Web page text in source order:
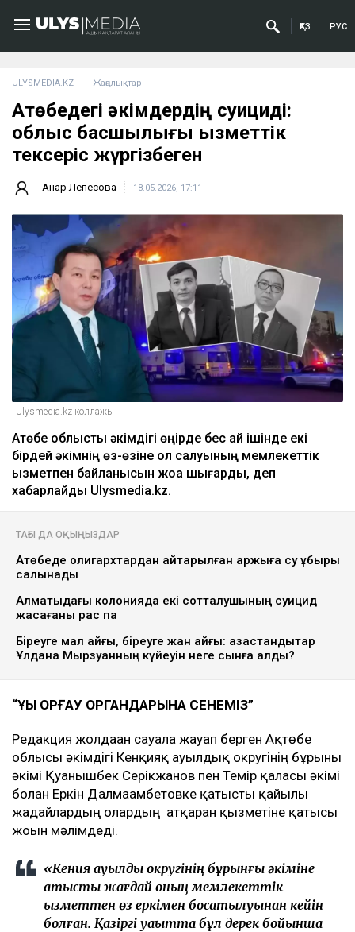
ҚАЗ РУС
ULYSMEDIA.KZ Жаңалықтар
Ақтөбедегі әкімдердің суициді:
облыс басшылығы қызметтік
тексеріс жүргізбеген
Анар Лепесова 18.05.2026, 17:11
Ulysmedia.kz коллажы
Ақтөбе облыстық әкімдігі өңірде бес ай ішінде екі
бірдей әкімнің өз-өзіне қол салуының мемлекеттік
қызметпен байланысын жоққа шығарды, деп
хабарлайды Ulysmedia.kz.
ТАҒЫ ДА ОҚЫҢЫЗДАР
Ақтөбеде олигархтардан қайтарылған қаржыға су құбыры
салынады
Алматыдағы колонияда екі сотталушының суицид
жасағаны рас па
Біреуге мал қайғы, біреуге жан қайғы: қазақстандықтар
Ұлдана Мырзуанның күйеуін неге сынға алды?
“ҚҰҚЫҚ ҚОРҒАУ ОРГАНДАРЫНА СЕНЕМІЗ”
Редакция жолдаған сауалға жауап берген Ақтөбе
облысы әкімдігі Кенқияқ ауылдық округінің бұрынғы
әкімі Қуанышбек Серікжанов пен Темір қаласы әкімі
болған Еркін Далмағамбетовке қатысты қайғылы
жағдайлардың олардың атқарған қызметіне қатысы
жоғын мәлімдеді.
«Кенқияқ ауылдық округінің бұрынғы әкіміне
қатысты жағдай оның мемлекеттік
қызметтен өз еркімен босатылуынан кейін
болған. Қазіргі уақытта бұл дерек бойынша